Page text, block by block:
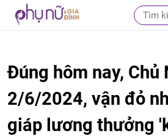
Đúng hôm nay, Chủ
2/6/2024, vận đỏ
giáp lương thưởng